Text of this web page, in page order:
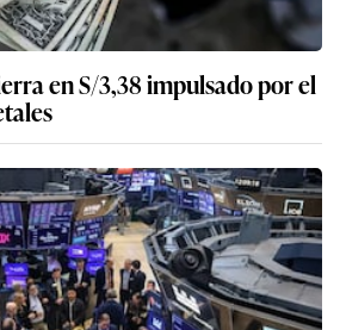
en S/3,38 impulsado por el